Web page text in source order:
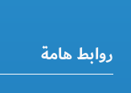
روابط هامة